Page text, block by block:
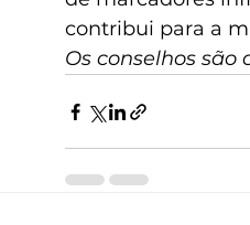
contribui para a
Os conselhos são